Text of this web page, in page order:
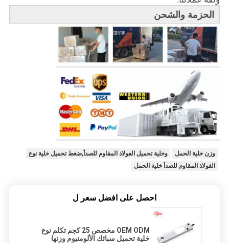
الحزمة والشحن
وزن خلية الحمل
وخلية تحميل الفولاذ المقاوم للصدأ,ضغط تحميل خلية نوع
الفولاذ المقاوم للصدأ خلية الحمل
احصل على افضل سعر ل
OEM ODM مخصص 25 كجم تكلم نوع
خلية تحميل سبائك الألومنيوم وزنها